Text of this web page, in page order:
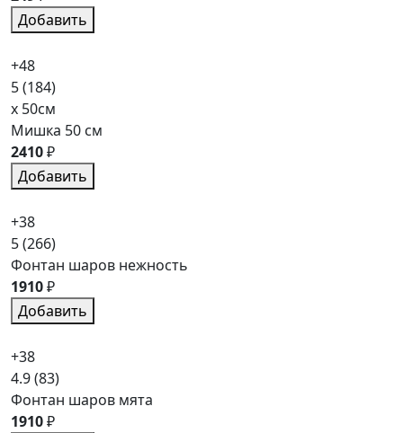
Добавить
+48
5(184)
x 50см
Мишка 50 см
2410₽
Добавить
+38
5(266)
Фонтан шаров нежность
1910₽
Добавить
+38
4.9(83)
Фонтан шаров мята
1910₽